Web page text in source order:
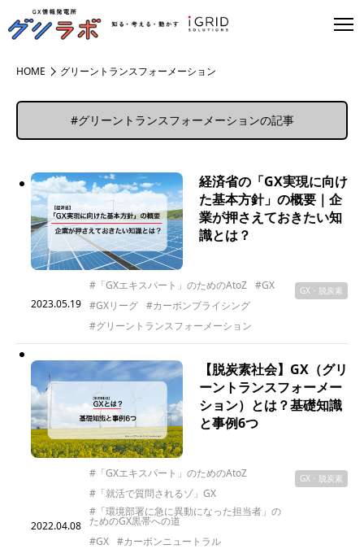
HOME グリーントランスフォーメーション
#グリーントランスフォーメーションの記事
経済省の「GX実現に向け
た基本方針」の概要｜企
業が押さえておきたい知
識とは？
2023.05.19
#「GXエキスパート」のためのAtoZ
#GX
#GXリーグ
#カーボンプライシング
#グリーントランスフォーメーション
GX・脱炭素
【脱炭素社会】GX（グリ
ーントランスフォーメー
ション）とは？基礎知識
と事例6つ
2022.04.08
#「GXエキスパート」のためのAtoZ
#「就活で質問されるゾ」GX
#「環境部署に急に異動になった担当者」の
ためのGX黒帯への道
#GX
#カーボンニュートラル
GX・脱炭素